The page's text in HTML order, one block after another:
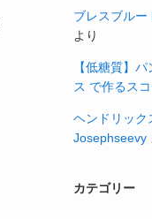
ブレスブルー
より
【低糖質】
ス で作るス
ヘンドリック
Josephseevy
カテゴリー